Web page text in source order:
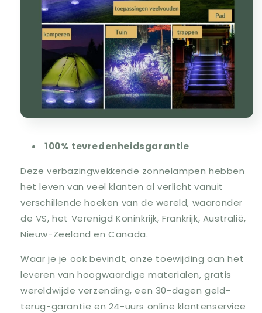
100% tevredenheidsgarantie
Deze verbazingwekkende zonnelampen hebben
het leven van veel klanten al verlicht vanuit
verschillende hoeken van de wereld, waaronder
de VS, het Verenigd Koninkrijk, Frankrijk, Australië,
Nieuw-Zeeland en Canada.
Waar je je ook bevindt, onze toewijding aan het
leveren van hoogwaardige materialen, gratis
wereldwijde verzending, een 30-dagen geld-
terug-garantie en 24-uurs online klantenservice